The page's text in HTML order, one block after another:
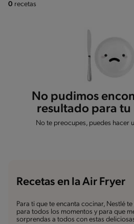
0 recetas
No pudimos
resultado para
No te preocupes, puedes hacer
Recetas en la Air Fryer
Para ti que te encanta cocinar, Nestlé
para todos los momentos y para que
sorprendas a todos con estas